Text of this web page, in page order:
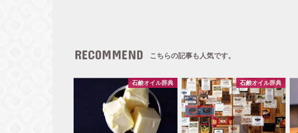
RECOMMEND こちらの記事も人気です。
石鹸オイル辞典 石鹸オイル辞典